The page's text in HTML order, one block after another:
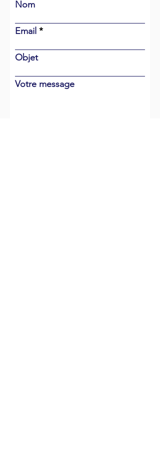
Nom
Email
Objet
Votre message